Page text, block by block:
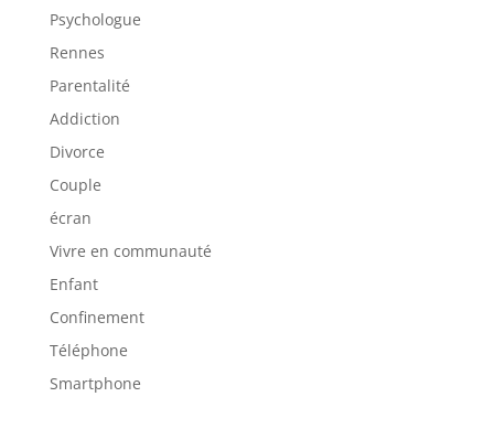
Psychologue
Rennes
Parentalité
Addiction
Divorce
Couple
écran
Vivre en communauté
Enfant
Confinement
Téléphone
Smartphone